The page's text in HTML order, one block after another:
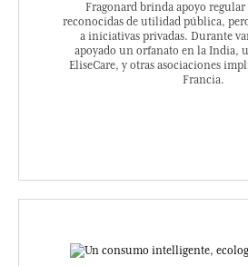
Fragonard brinda apoyo
reconocidas de utilidad pública,
a iniciativas privadas. Durante
apoyado un orfanato en la India,
EliseCare, y otras asociaciones
Francia.